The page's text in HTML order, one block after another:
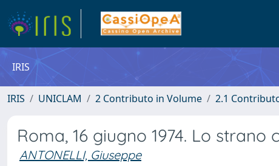
IRIS
IRIS UNICLAM 2 Contributo in Volume 2.1
Roma, 16 giugno 1974. Lo
ANTONELLI, Giuseppe